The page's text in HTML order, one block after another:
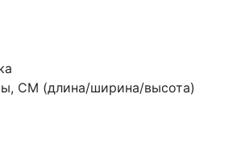
СМ (длина/ширина/высота)